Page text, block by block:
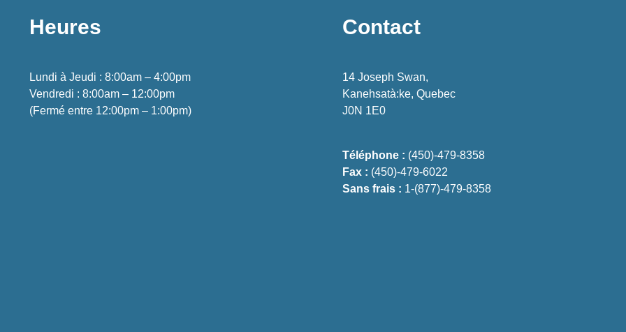
Heures
Lundi à Jeudi : 8:00am – 4:00pm
Vendredi : 8:00am – 12:00pm
(Fermé entre 12:00pm – 1:00pm)
Contact
14 Joseph Swan,
Kanehsatà:ke, Quebec
J0N 1E0
Téléphone : (450)-479-8358
Fax : (450)-479-6022
Sans frais : 1-(877)-479-8358